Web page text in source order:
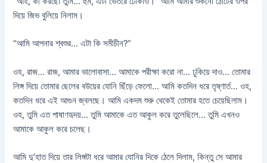
দিয়ে জিভ বুলিয়ে নিলাম।
“আমি আপনার শ্বশুর… এটা কি সমীচীন?”
ওহ, রাজ… রাজ, আমার ভালোবাসা… আমাকে পরীক্ষা করো না… ঢুকিয়ে দাও… তোমার
লিঙ্গ দিয়ে তোমার ছেলের বউয়ের যোনি ছিঁড়ে ফেলো… আমি কতদিন ধরে তৃষ্ণার্ত… ওহ,
কতদিন ধরে এই আগুন জ্বলছে। আমি একদম শুরু থেকেই তোমার হতে চেয়েছিলাম।
ওহ, তুমি এত পাষাণহৃদয়… তুমি আমাকে এত আকুল করে তুলেছিলে… তুমি এখনও
আমাকে আকুল করে চলেছ।
আমি দু’হাত দিয়ে তার লিঙ্গটা ধরে আমার যোনির দিকে ঠেলে দিলাম, কিন্তু সে আমার